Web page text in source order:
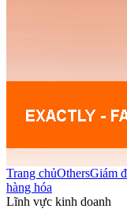
Trang chủOthersGiám
hàng hóa
Lĩnh vực kinh doanh